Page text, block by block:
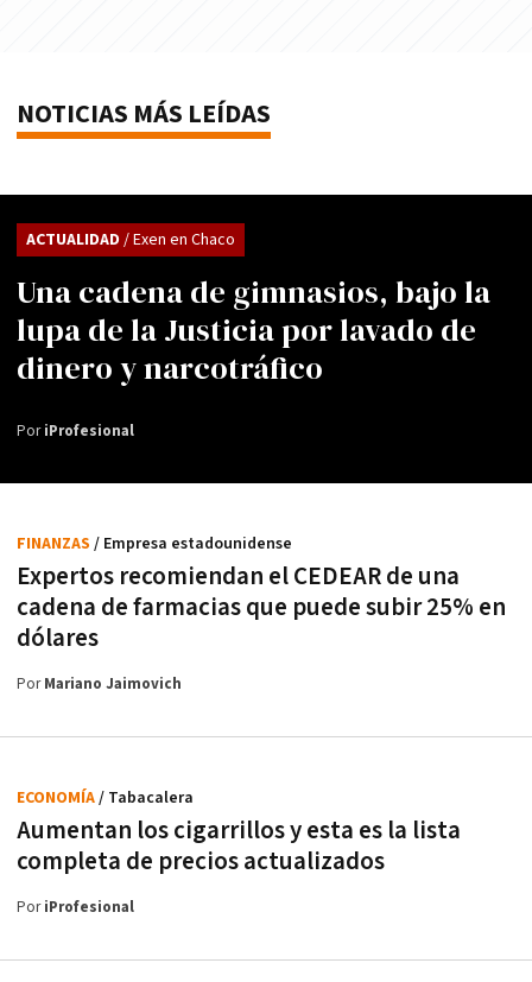
NOTICIAS MÁS LEÍDAS
Una cadena de gimnasios, bajo la
lupa de la Justicia por lavado de
dinero y narcotráfico
ACTUALIDAD / Exen en Chaco
PoriProfesional
Expertos recomiendan el CEDEAR de una
cadena de farmacias que puede subir 25% en
dólares
FINANZAS / Empresa estadounidense
PorMariano Jaimovich
Aumentan los cigarrillos y esta es la lista
completa de precios actualizados
ECONOMÍA/ Tabacalera
PoriProfesional